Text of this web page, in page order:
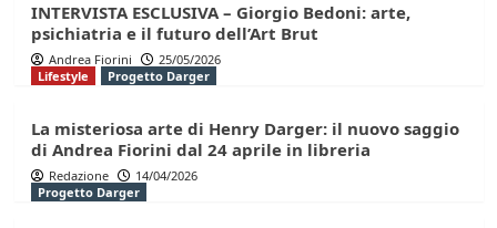
INTERVISTA ESCLUSIVA – Giorgio Bedoni: arte,
psichiatria e il futuro dell’Art Brut
Andrea Fiorini
25/05/2026
Lifestyle
Progetto Darger
La misteriosa arte di Henry Darger: il nuovo saggio
di Andrea Fiorini dal 24 aprile in libreria
Redazione
14/04/2026
Progetto Darger